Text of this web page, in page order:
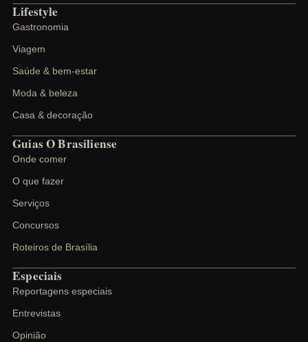
Lifestyle
Gastronomia
Viagem
Saúde & bem-estar
Moda & beleza
Casa & decoração
Guias O Brasiliense
Onde comer
O que fazer
Serviços
Concursos
Roteiros de Brasília
Especiais
Reportagens especiais
Entrevistas
Opinião